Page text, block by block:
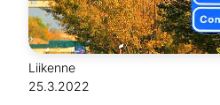
Liikenne
25.3.2022